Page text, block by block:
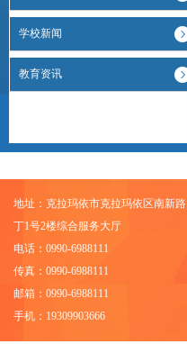
学校新闻
教育资讯
地址：克拉玛依市克拉玛依区南新路
丁1号2楼综合服务大厅
电话：0990-6988111
传真：0990-6988111
邮箱：0990-6988111
手机：19309903666